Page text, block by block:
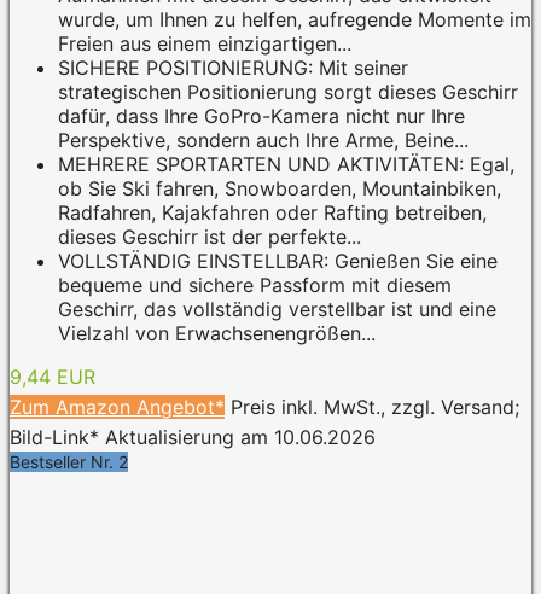
wurde, um Ihnen zu helfen, aufregende Momente im
Freien aus einem einzigartigen...
SICHERE POSITIONIERUNG: Mit seiner
strategischen Positionierung sorgt dieses Geschirr
dafür, dass Ihre GoPro-Kamera nicht nur Ihre
Perspektive, sondern auch Ihre Arme, Beine...
MEHRERE SPORTARTEN UND AKTIVITÄTEN: Egal,
ob Sie Ski fahren, Snowboarden, Mountainbiken,
Radfahren, Kajakfahren oder Rafting betreiben,
dieses Geschirr ist der perfekte...
VOLLSTÄNDIG EINSTELLBAR: Genießen Sie eine
bequeme und sichere Passform mit diesem
Geschirr, das vollständig verstellbar ist und eine
Vielzahl von Erwachsenengrößen...
9,44 EUR
Zum Amazon Angebot* Preis inkl. MwSt., zzgl. Versand;
Bild-Link* Aktualisierung am 10.06.2026
Bestseller Nr. 2